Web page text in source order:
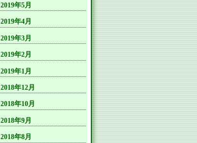
2019年5月
2019年4月
2019年3月
2019年2月
2019年1月
2018年12月
2018年10月
2018年9月
2018年8月